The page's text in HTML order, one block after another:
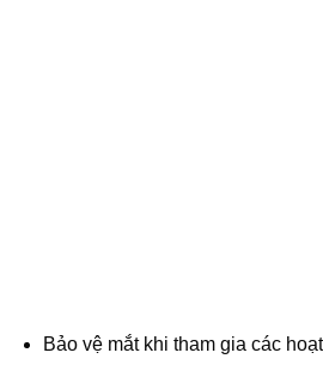
Bảo vệ mắt khi tham gia các